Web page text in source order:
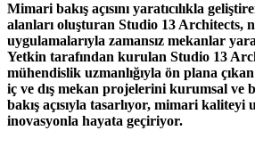
Mimari bakış açısını yaratıcılıkla
alanları oluşturan Studio 13 Architects,
uygulamalarıyla zamansız mekanlar
Yetkin tarafından kurulan Studio 13
mühendislik uzmanlığıyla ön plana
iç ve dış mekan projelerini kurumsal ve
bakış açısıyla tasarlıyor, mimari kaliteyi
inovasyonla hayata geçiriyor.